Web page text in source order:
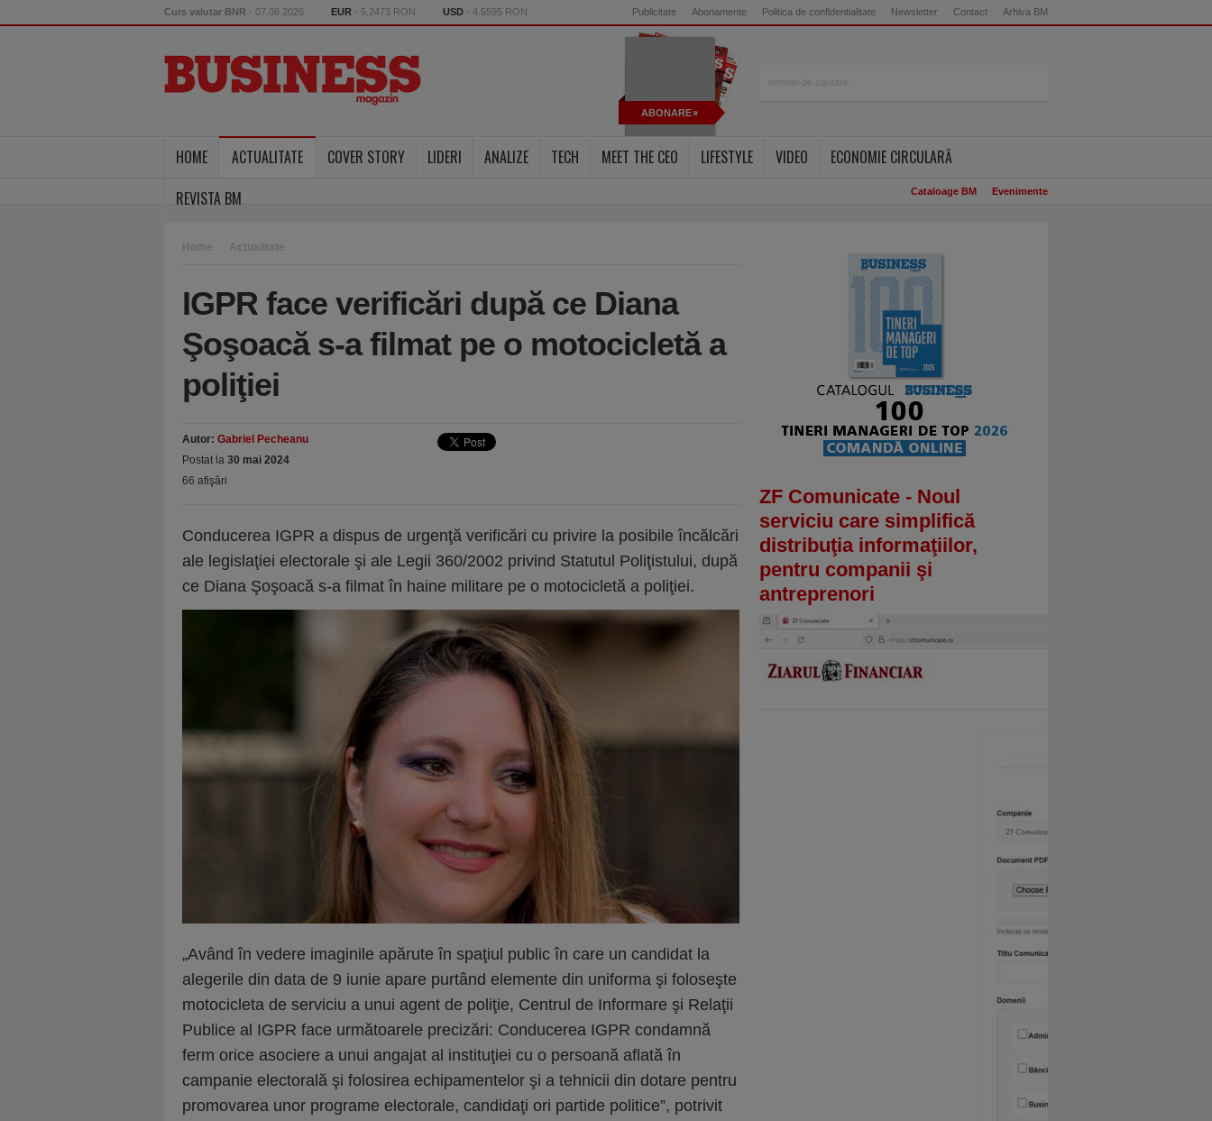
Curs valutar BNR - 07.08.2026 EUR - 5.2473 RON USD - 4.5595 RON Publicitate Abonamente Politica de confidentialitate Newsletter Contact Arhiva BM
ABONARE
HOME ACTUALITATE COVER STORY LIDERI ANALIZE TECH MEET THE CEO LIFESTYLE VIDEO
ECONOMIE CIRCULARĂ
REVISTA BM
Cataloage BM Evenimente
Home Actualitate
IGPR face verificări după ce Diana
Şoşoacă s-a filmat pe o motocicletă a
poliţiei
Autor: Gabriel Pecheanu
Postat la 30 mai 2024
66 afişări
Conducerea IGPR a dispus de urgenţă verificări cu privire la posibile încălcări
ale legislaţiei electorale şi ale Legii 360/2002 privind Statutul Poliţistului, după
ce Diana Şoşoacă s-a filmat în haine militare pe o motocicletă a poliţiei.
„Având în vedere imaginile apărute în spaţiul public în care un candidat la
alegerile din data de 9 iunie apare purtând elemente din uniforma şi foloseşte
motocicleta de serviciu a unui agent de poliţie, Centrul de Informare şi Relaţii
Publice al IGPR face următoarele precizări: Conducerea IGPR condamnă
ferm orice asociere a unui angajat al instituţiei cu o persoană aflată în
campanie electorală şi folosirea echipamentelor şi a tehnicii din dotare pentru
promovarea unor programe electorale, candidaţi ori partide politice”, potrivit
ZF Comunicate - Noul
serviciu care simplifică
distribuţia informaţiilor,
pentru companii şi
antreprenori